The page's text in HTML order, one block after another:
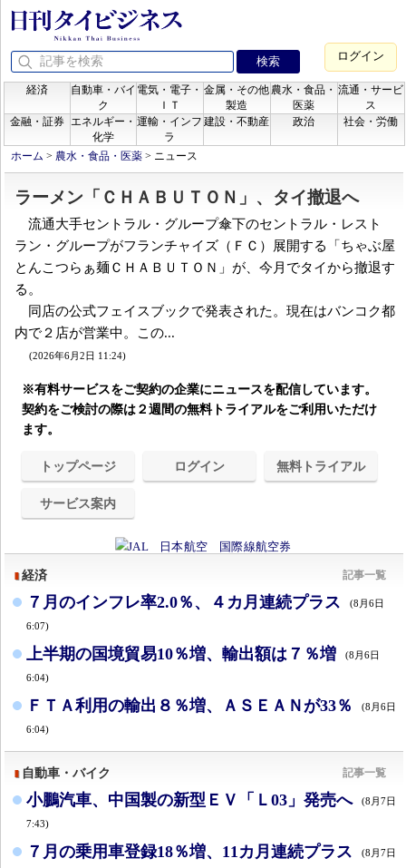
ログイン
経済
自動車・バイ
ク
電気・電子・
ＩＴ
金属・その他
製造
農水・食品・
医薬
流通・サービ
ス
金融・証券
エネルギー・
化学
運輸・インフ
ラ
建設・不動産 政治 社会・労働
ホーム > 農水・食品・医薬 > ニュース
ラーメン「ＣＨＡＢＵＴＯＮ」、タイ撤退へ
流通大手セントラル・グループ傘下のセントラル・レスト
ラン・グループがフランチャイズ（ＦＣ）展開する「ちゃぶ屋
とんこつらぁ麺ＣＨＡＢＵＴＯＮ」が、今月でタイから撤退す
る。
同店の公式フェイスブックで発表された。現在はバンコク都
内で２店が営業中。この...
(2026年6月2日 11:24)
※有料サービスをご契約の企業にニュースを配信しています。
契約をご検討の際は２週間の無料トライアルをご利用いただけ
ます。
トップページ ログイン 無料トライアル
サービス案内
経済 記事一覧
７月のインフレ率2.0％、４カ月連続プラス (8月6日
6:07)
上半期の国境貿易10％増、輸出額は７％増 (8月6日
6:04)
ＦＴＡ利用の輸出８％増、ＡＳＥＡＮが33％ (8月6日
6:04)
自動車・バイク 記事一覧
小鵬汽車、中国製の新型ＥＶ「Ｌ03」発売へ (8月7日
7:43)
７月の乗用車登録18％増、11カ月連続プラス (8月7日